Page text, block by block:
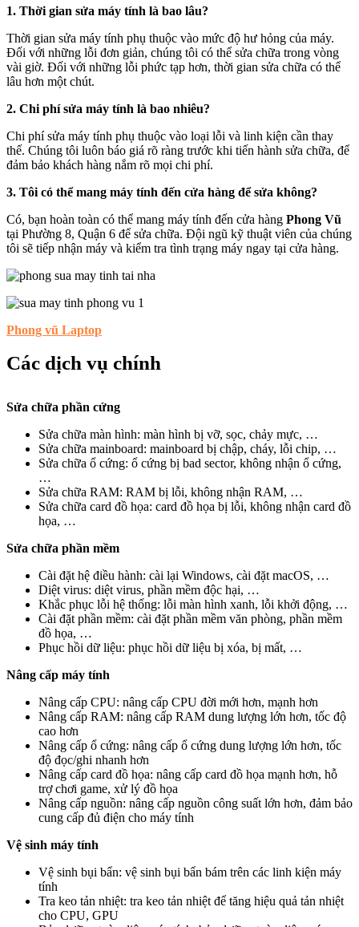
1. Thời gian sửa máy tính là bao lâu?
Thời gian sửa máy tính phụ thuộc vào mức độ hư hỏng của máy.
Đối với những lỗi đơn giản, chúng tôi có thể sửa chữa trong vòng
vài giờ. Đối với những lỗi phức tạp hơn, thời gian sửa chữa có thể
lâu hơn một chút.
2. Chi phí sửa máy tính là bao nhiêu?
Chi phí sửa máy tính phụ thuộc vào loại lỗi và linh kiện cần thay
thế. Chúng tôi luôn báo giá rõ ràng trước khi tiến hành sửa chữa, để
đảm bảo khách hàng nắm rõ mọi chi phí.
3. Tôi có thể mang máy tính đến cửa hàng để sửa không?
Có, bạn hoàn toàn có thể mang máy tính đến cửa hàng Phong Vũ
tại Phường 8, Quận 6 để sửa chữa. Đội ngũ kỹ thuật viên của chúng
tôi sẽ tiếp nhận máy và kiểm tra tình trạng máy ngay tại cửa hàng.
Phong vũ Laptop
Các dịch vụ chính
Sửa chữa phần cứng
Sửa chữa màn hình: màn hình bị vỡ, sọc, chảy mực, …
Sửa chữa mainboard: mainboard bị chập, cháy, lỗi chip, …
Sửa chữa ổ cứng: ổ cứng bị bad sector, không nhận ổ cứng,
…
Sửa chữa RAM: RAM bị lỗi, không nhận RAM, …
Sửa chữa card đồ họa: card đồ họa bị lỗi, không nhận card đồ
họa, …
Sửa chữa phần mềm
Cài đặt hệ điều hành: cài lại Windows, cài đặt macOS, …
Diệt virus: diệt virus, phần mềm độc hại, …
Khắc phục lỗi hệ thống: lỗi màn hình xanh, lỗi khởi động, …
Cài đặt phần mềm: cài đặt phần mềm văn phòng, phần mềm
đồ họa, …
Phục hồi dữ liệu: phục hồi dữ liệu bị xóa, bị mất, …
Nâng cấp máy tính
Nâng cấp CPU: nâng cấp CPU đời mới hơn, mạnh hơn
Nâng cấp RAM: nâng cấp RAM dung lượng lớn hơn, tốc độ
cao hơn
Nâng cấp ổ cứng: nâng cấp ổ cứng dung lượng lớn hơn, tốc
độ đọc/ghi nhanh hơn
Nâng cấp card đồ họa: nâng cấp card đồ họa mạnh hơn, hỗ
trợ chơi game, xử lý đồ họa
Nâng cấp nguồn: nâng cấp nguồn công suất lớn hơn, đảm bảo
cung cấp đủ điện cho máy tính
Vệ sinh máy tính
Vệ sinh bụi bẩn: vệ sinh bụi bẩn bám trên các linh kiện máy
tính
Tra keo tản nhiệt: tra keo tản nhiệt để tăng hiệu quả tản nhiệt
cho CPU, GPU